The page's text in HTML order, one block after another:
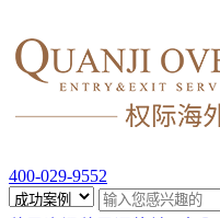
400-029-9552